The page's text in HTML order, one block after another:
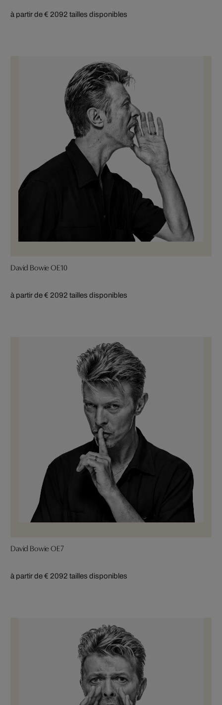
à partir de € 2092 tailles disponibles
David Bowie OE10
à partir de € 2092 tailles disponibles
David Bowie OE7
à partir de € 2092 tailles disponibles